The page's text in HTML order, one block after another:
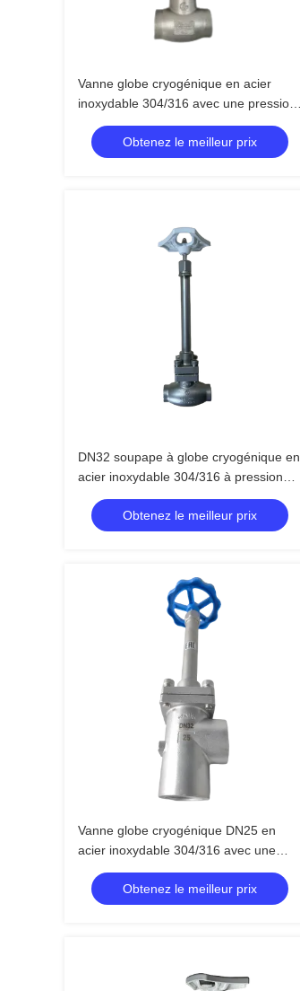
Vanne globe cryogénique en acier
inoxydable 304/316 avec une pression
maximale de 5,0 MPa et une plage de
température de -196°C à +80°C
Obtenez le meilleur prix
DN32 soupape à globe cryogénique en
acier inoxydable 304/316 à pression
maximale de 5,0 Mpa et à température
comprise entre -196 °C et +80 °C
Obtenez le meilleur prix
Vanne globe cryogénique DN25 en
acier inoxydable 304/316 avec une
pression maximale de 5,0 MPa et une
plage de température de -196 °C à +80
Obtenez le meilleur prix